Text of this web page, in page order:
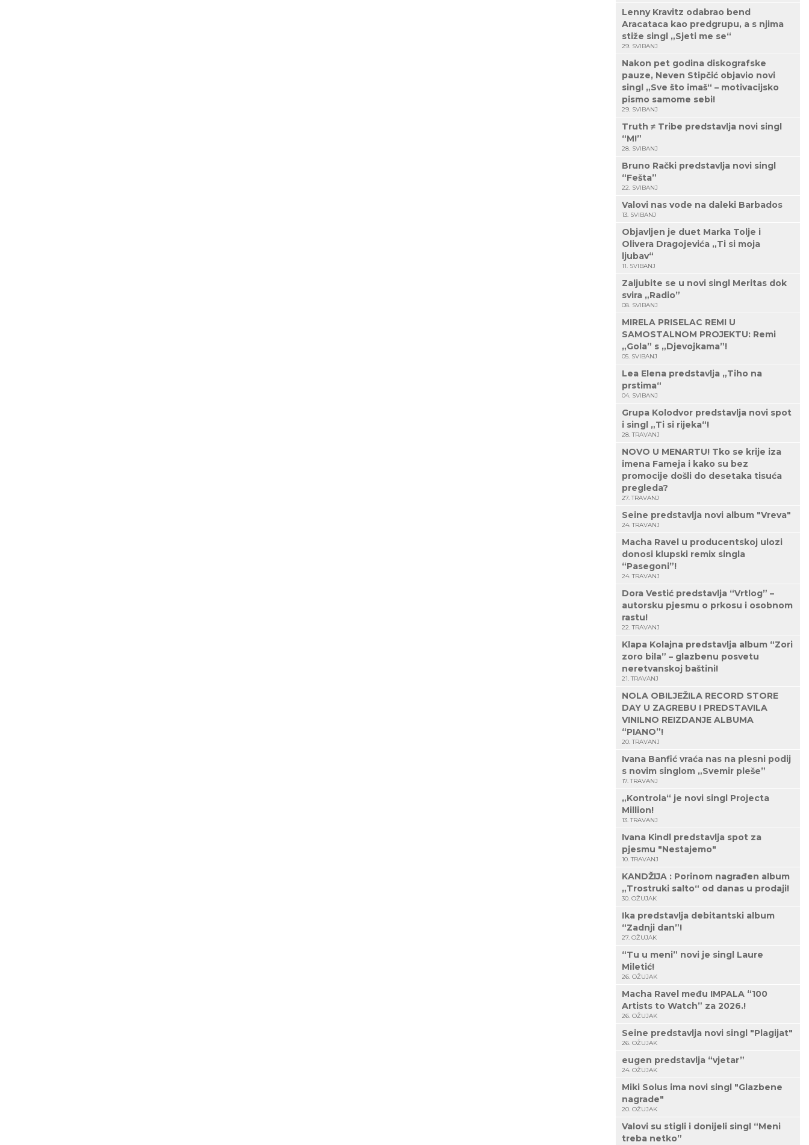
Lenny Kravitz odabrao bend
Aracataca kao predgrupu, a s njima
stiže singl „Sjeti me se“
29. SVIBANJ
Nakon pet godina diskografske
pauze, Neven Stipčić objavio novi
singl „Sve što imaš“ – motivacijsko
pismo samome sebi!
29. SVIBANJ
Truth ≠ Tribe predstavlja novi singl
“M!”
28. SVIBANJ
Bruno Rački predstavlja novi singl
“Fešta”
22. SVIBANJ
Valovi nas vode na daleki Barbados
13. SVIBANJ
Objavljen je duet Marka Tolje i
Olivera Dragojevića „Ti si moja
ljubav“
11. SVIBANJ
Zaljubite se u novi singl Meritas dok
svira „Radio”
08. SVIBANJ
MIRELA PRISELAC REMI U
SAMOSTALNOM PROJEKTU: Remi
„Gola” s „Djevojkama”!
05. SVIBANJ
Lea Elena predstavlja „Tiho na
prstima“
04. SVIBANJ
Grupa Kolodvor predstavlja novi spot
i singl „Ti si rijeka“!
28. TRAVANJ
NOVO U MENARTU! Tko se krije iza
imena Fameja i kako su bez
promocije došli do desetaka tisuća
pregleda?
27. TRAVANJ
Seine predstavlja novi album "Vreva"
24. TRAVANJ
Macha Ravel u producentskoj ulozi
donosi klupski remix singla
“Pasegoni”!
24. TRAVANJ
Dora Vestić predstavlja “Vrtlog” –
autorsku pjesmu o prkosu i osobnom
rastu!
22. TRAVANJ
Klapa Kolajna predstavlja album “Zori
zoro bila” – glazbenu posvetu
neretvanskoj baštini!
21. TRAVANJ
NOLA OBILJEŽILA RECORD STORE
DAY U ZAGREBU I PREDSTAVILA
VINILNO REIZDANJE ALBUMA
“PIANO”!
20. TRAVANJ
Ivana Banfić vraća nas na plesni podij
s novim singlom „Svemir pleše”
17. TRAVANJ
„Kontrola“ je novi singl Projecta
Million!
13. TRAVANJ
Ivana Kindl predstavlja spot za
pjesmu "Nestajemo"
10. TRAVANJ
KANDŽIJA : Porinom nagrađen album
„Trostruki salto“ od danas u prodaji!
30. OŽUJAK
Ika predstavlja debitantski album
“Zadnji dan”!
27. OŽUJAK
“Tu u meni” novi je singl Laure
Miletić!
26. OŽUJAK
Macha Ravel među IMPALA “100
Artists to Watch” za 2026.!
26. OŽUJAK
Seine predstavlja novi singl "Plagijat"
26. OŽUJAK
eugen predstavlja “vjetar”
24. OŽUJAK
Miki Solus ima novi singl "Glazbene
nagrade"
20. OŽUJAK
Valovi su stigli i donijeli singl “Meni
treba netko”